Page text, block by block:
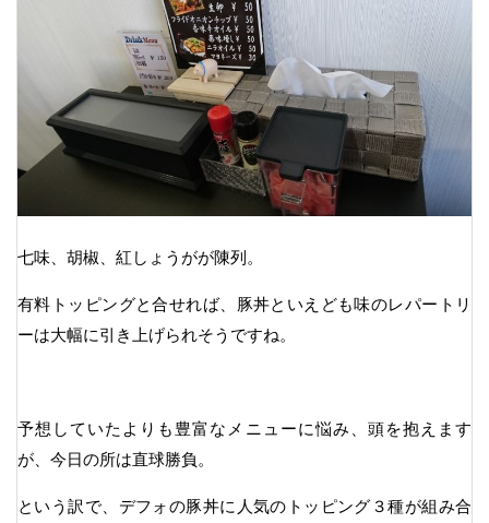
七味、胡椒、紅しょうがが陳列。
有料トッピングと合せれば、豚丼といえども味のレパートリ
ーは大幅に引き上げられそうですね。
予想していたよりも豊富なメニューに悩み、頭を抱えます
が、今日の所は直球勝負。
という訳で、デフォの豚丼に人気のトッピング３種が組み合